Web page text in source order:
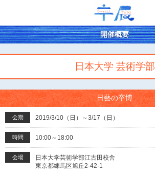
開催概要
日本大学 芸術学部
日藝の卒博
会期 2019/3/10（日）～3/17（日）
時間 10:00～18:00
会場
日本大学芸術学部江古田校舎
東京都練馬区旭丘2-42-1